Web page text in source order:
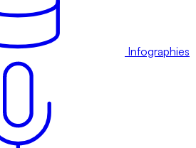
Infographies